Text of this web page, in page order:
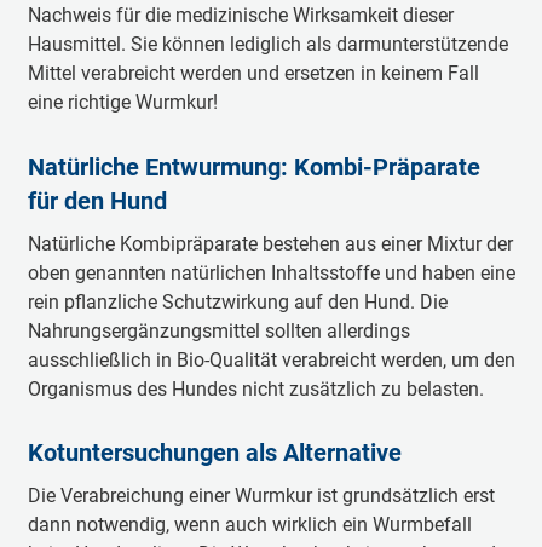
Nachweis für die medizinische Wirksamkeit dieser
Hausmittel. Sie können lediglich als darmunterstützende
Mittel verabreicht werden und ersetzen in keinem Fall
eine richtige Wurmkur!
Natürliche Entwurmung: Kombi-Präparate
für den Hund
Natürliche Kombipräparate bestehen aus einer Mixtur der
oben genannten natürlichen Inhaltsstoffe und haben eine
rein pflanzliche Schutzwirkung auf den Hund. Die
Nahrungsergänzungsmittel sollten allerdings
ausschließlich in Bio-Qualität verabreicht werden, um den
Organismus des Hundes nicht zusätzlich zu belasten.
Kotuntersuchungen als Alternative
Die Verabreichung einer Wurmkur ist grundsätzlich erst
dann notwendig, wenn auch wirklich ein Wurmbefall